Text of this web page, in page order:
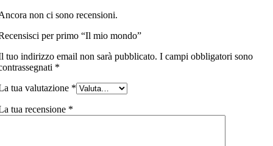
non ci sono recensioni.
per primo “Il mio mondo”
tuo indirizzo email non sarà pubblicato. I campi obbligatori sono
*
tua valutazione *
tua recensione *